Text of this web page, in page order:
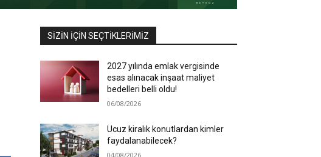
SIZIN İÇIN SEÇTIKLERIMIZ
2027 yılında emlak vergisinde
esas alınacak inşaat maliyet
bedelleri belli oldu!
06/08/2026
Ucuz kiralık konutlardan kimler
faydalanabilecek?
04/08/2026